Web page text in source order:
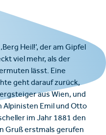
Heil!‘, der am Gipfel
viel mehr, als der
lässt. Eine
geht darauf zurück,
aus Wien, und
Alpinisten Emil und Otto
im Jahr 1881 den
Gruß erstmals gerufen